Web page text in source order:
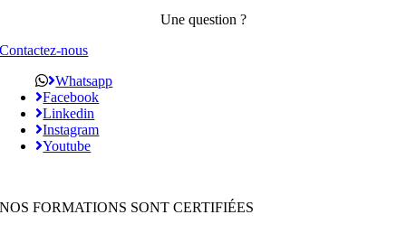
Une question ?
Contactez-nous
Whatsapp
Facebook
Linkedin
Instagram
Youtube
NOS FORMATIONS SONT CERTIFIÉES